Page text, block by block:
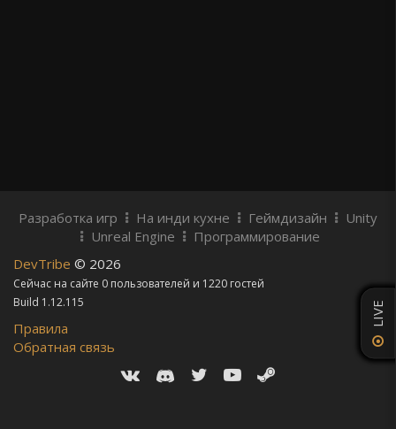
LIVE
Разработка игр На инди кухне Геймдизайн
Unity
Unreal Engine
Программирование
DevTribe © 2026
Сейчас на сайте 0 пользователей и 1220 гостей
Build 1.12.115
Правила
Обратная связь